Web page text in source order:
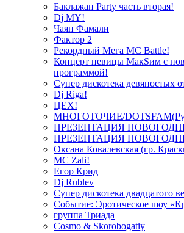
Баклажан Party часть вторая!
Dj MY!
Чаян Фамали
Фактор 2
Рекордный Мега МС Battle!
Концерт певицы МакSим с
программой!
Супер дискотека девяностых
Dj Riga!
ЦЕХ!
МНОГОТОЧИЕ/
ПРЕЗЕНТАЦИЯ
ПРЕЗЕНТАЦИЯ
Оксана Ковалевская (гр.
MC Zali!
Егор Крид
Dj Rublev
Супер дискотека двадцатого
Событие: Эротическое шоу
группа Триада
Cosmo & Skorobogatiy